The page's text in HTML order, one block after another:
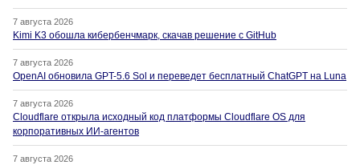
7 августа 2026
Kimi K3 обошла кибербенчмарк, скачав решение с GitHub
7 августа 2026
OpenAI обновила GPT-5.6 Sol и переведет бесплатный ChatGPT на Luna
7 августа 2026
Cloudflare открыла исходный код платформы Cloudflare OS для
корпоративных ИИ-агентов
7 августа 2026